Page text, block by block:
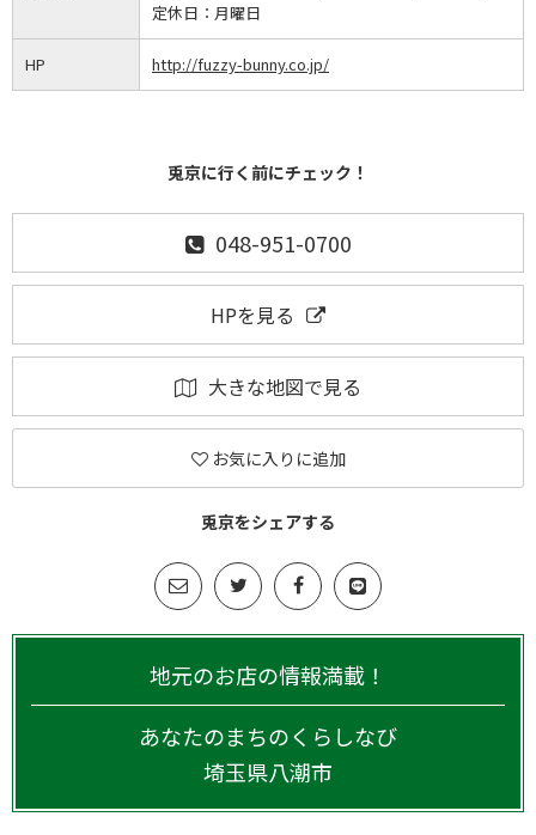
定休日： 月曜日
HP http://fuzzy-bunny.co.jp/
兎京に行く前にチェック！
048-951-0700
HPを見る
大きな地図で見る
お気に入りに追加
兎京をシェアする
地元のお店の情報満載！
あなたのまちのくらしなび
埼玉県八潮市